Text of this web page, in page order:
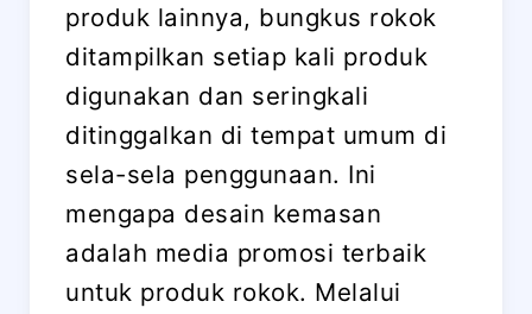
produk lainnya, bungkus rokok
ditampilkan setiap kali produk
digunakan dan seringkali
ditinggalkan di tempat umum di
sela-sela penggunaan. Ini
mengapa desain kemasan
adalah media promosi terbaik
untuk produk rokok. Melalui